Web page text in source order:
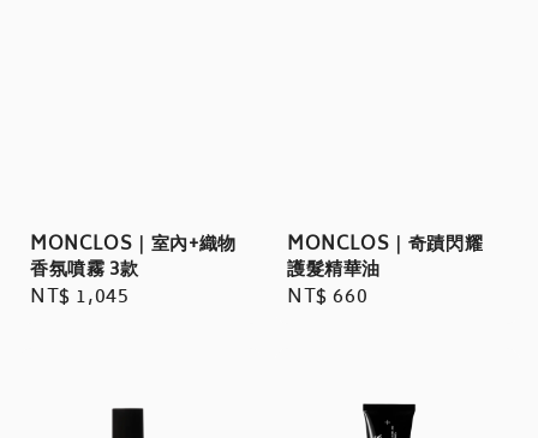
MONCLOS｜室內+織物
香氛噴霧 3款
Regular
NT$ 1,045
MONCLOS｜奇蹟閃耀
護髮精華油
Regular
NT$ 660